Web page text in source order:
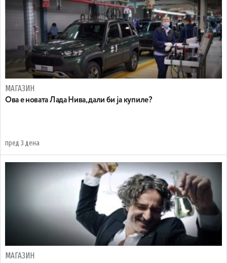
МАГАЗИН
Ова е новата Лада Нива, дали би ја купиле?
пред 3 дена
МАГАЗИН